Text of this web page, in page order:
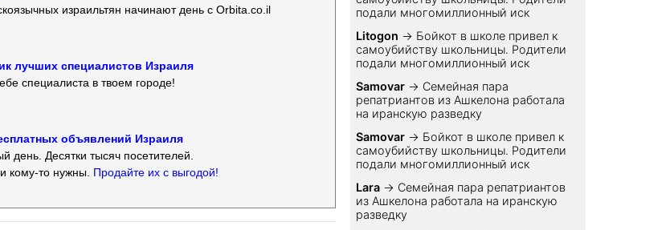
израильтян начинают день с Orbita.co.il
лучших специалистов Израиля
специалиста в твоем городе!
объявлений Израиля
день. Десятки тысяч посетителей.
кому-то нужны. Продайте их с выгодой!
подали многомиллионный иск
Litogon → Бойкот в школе привел к
самоубийству школьницы. Родители
подали многомиллионный иск
Samovar → Семейная пара
репатриантов из Ашкелона работала
на иранскую разведку
Samovar → Бойкот в школе привел к
самоубийству школьницы. Родители
подали многомиллионный иск
Lara → Семейная пара репатриантов
из Ашкелона работала на иранскую
разведку